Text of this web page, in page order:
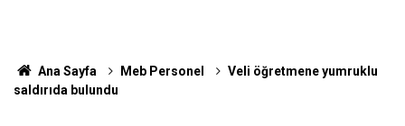
Ana Sayfa Meb Personel
Veli öğretmene yumruklu
saldırıda bulundu